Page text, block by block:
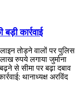
कार्रवाई
तोड़ने वालों पर पुलिस
रुपये लगाया जुर्माना
से सीमा पर बढ़ा दबाव
थानाध्यक्ष अरविंद